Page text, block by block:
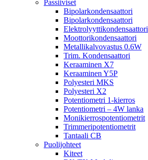
Passiiviset
Bipolarkondensaattori
Bipolarkondensaattori
Elektrolyyttikondensaattori
Moottorikondensaattori
Metallikalvovastus 0.6W
Trim. Kondensaattori
Keraaminen X7
Keraaminen Y5P
Polyesteri MKS
Polyesteri X2
Potentiometri 1-kierros
Potentiometri – 4W lanka
Monikierrospotentiometrit
Trimmeripotentiometrit
Tantaali CB
Puolijohteet
Kiteet